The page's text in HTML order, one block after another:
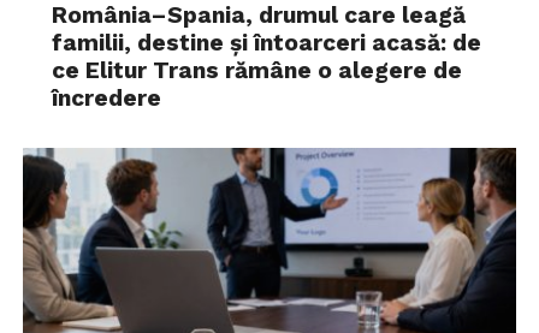
România–Spania, drumul care leagă
familii, destine și întoarceri acasă: de
ce Elitur Trans rămâne o alegere de
încredere